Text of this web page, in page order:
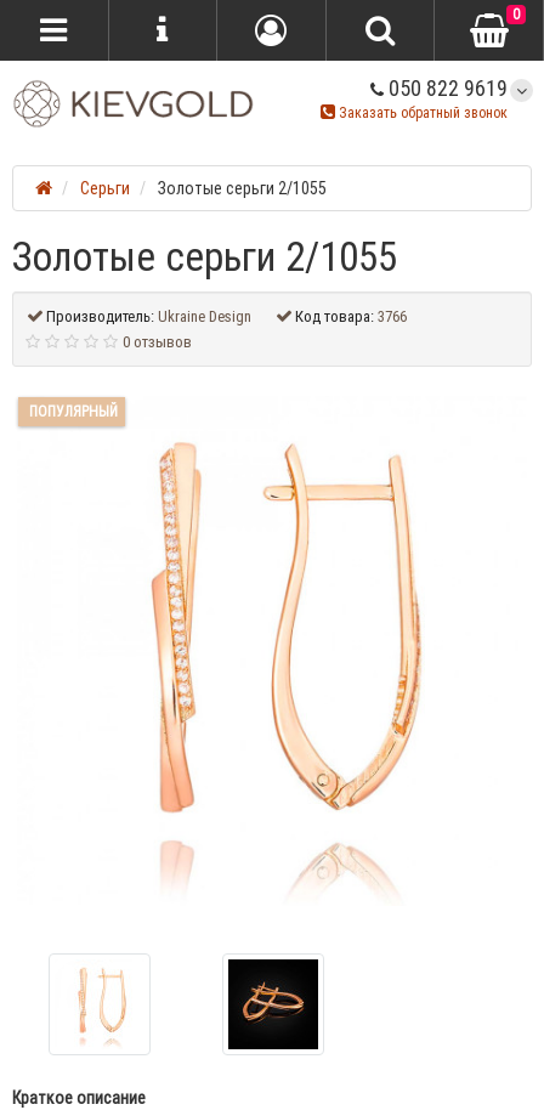
050 822 9619
Заказать обратный звонок
0
Серьги Золотые серьги 2/1055
Золотые серьги 2/1055
Производитель:Ukraine Design Код товара:3766
0 отзывов
ПОПУЛЯРНЫЙ
Краткое описание